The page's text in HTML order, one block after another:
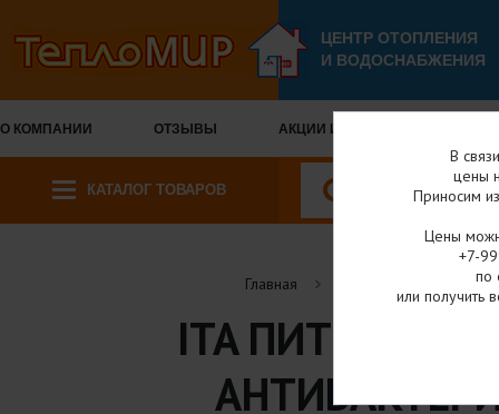
ЦЕНТР ОТОПЛЕНИЯ
И ВОДОСНАБЖЕНИЯ
О КОМПАНИИ ОТЗЫВЫ АКЦИИ И СКИДКИ
КАТАЛОГ ТОВАРОВ
Главная
ITA ПИТЬЕВАЯ
В
цены
Приносим
Цены
+7-
по
или получить